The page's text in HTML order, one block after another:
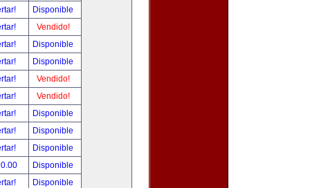
Disponible
Vendido!
Disponible
Disponible
Vendido!
Vendido!
Disponible
Disponible
Disponible
Disponible
Disponible